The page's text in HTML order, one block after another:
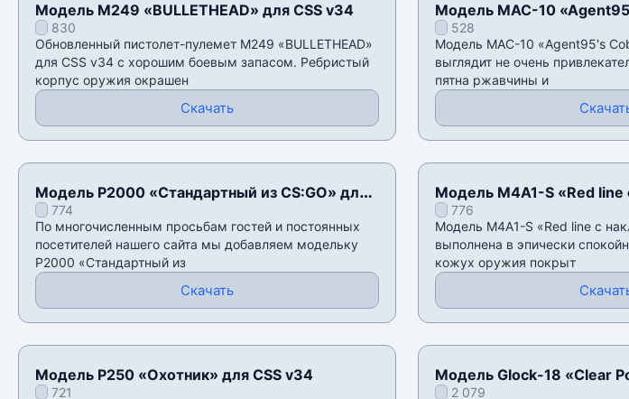
Модель M249 «BULLETHEAD» для CSS v34
830
Обновленный пистолет-пулемет M249 «BULLETHEAD»
для CSS v34 с хорошим боевым запасом. Ребристый
корпус оружия окрашен
Скачать
Модель MAC-10
CSS v34
528
Модель MAC-10 «Agent95's
выглядит не очень
пятна ржавчины и
Модель P2000 «Стандартный из CS:GO» для
CSS v34
774
По многочисленным просьбам гостей и постоянных
посетителей нашего сайта мы добавляем модельку
P2000 «Стандартный из
Скачать
Модель M4A1-S «Red line
CSS v34
776
Модель M4A1-S «Red line с
выполнена в эпически
кожух оружия покрыт
Модель P250 «Охотник» для CSS v34
721
Модель Glock-18 «Clear
2 079